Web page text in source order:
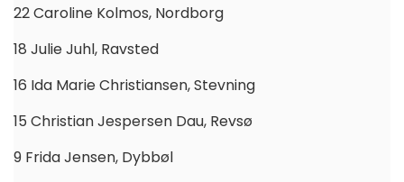
22 Caroline Kolmos, Nordborg
18 Julie Juhl, Ravsted
16 Ida Marie Christiansen, Stevning
15 Christian Jespersen Dau, Revsø
9 Frida Jensen, Dybbøl